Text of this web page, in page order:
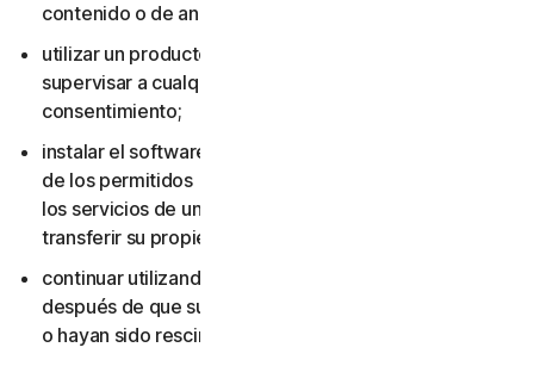
contenido o de ancho de banda;
utilizar un producto multiusuario para rastrear o
supervisar a cualquier otra persona sin su
consentimiento;
instalar el software o los servicios en más dispositivos
de los permitidos (incluido no eliminar el software o
los servicios de un dispositivo antes de venderlo o
transferir su propiedad); ni
continuar utilizando el software o los servicios
después de que sus derechos de uso hayan expirado
o hayan sido rescindidos.